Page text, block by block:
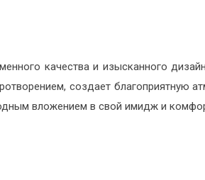
качества и изысканного
создает
вложением в свой имидж и